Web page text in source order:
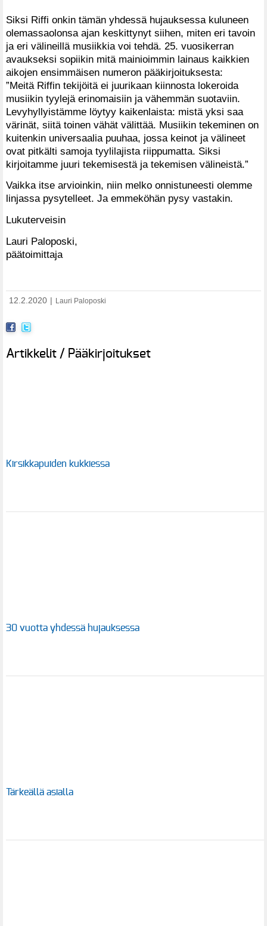
Siksi Riffi onkin tämän yhdessä hujauksessa kuluneen
olemassaolonsa ajan keskittynyt siihen, miten eri tavoin
ja eri välineillä musiikkia voi tehdä. 25. vuosikerran
avaukseksi sopiikin mitä mainioimmin lainaus kaikkien
aikojen ensimmäisen numeron pääkirjoituksesta:
”Meitä Riffin tekijöitä ei juurikaan kiinnosta lokeroida
musiikin tyylejä erinomaisiin ja vähemmän suotaviin.
Levyhyllyistämme löytyy kaikenlaista: mistä yksi saa
värinät, siitä toinen vähät välittää. Musiikin tekeminen on
kuitenkin universaalia puuhaa, jossa keinot ja välineet
ovat pitkälti samoja tyylilajista riippumatta. Siksi
kirjoitamme juuri tekemisestä ja tekemisen välineistä.”
Vaikka itse arvioinkin, niin melko onnistuneesti olemme
linjassa pysytelleet. Ja emmeköhän pysy vastakin.
Lukuterveisin
Lauri Paloposki,
päätoimittaja
12.2.2020 Lauri Paloposki
Artikkelit / Pääkirjoitukset
Kirsikkapuiden kukkiessa
30 vuotta yhdessä hujauksessa
Tärkeällä asialla